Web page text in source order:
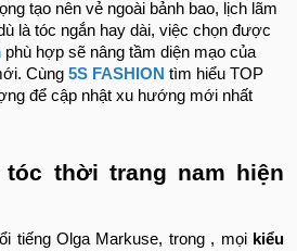
tạo nên vẻ ngoài bảnh bao, lịch lãm
là tóc ngắn hay dài, việc chọn được
phù hợp sẽ nâng tầm diện mạo của
Cùng 5S FASHION tìm hiểu TOP
để cập nhật xu hướng mới nhất
thời trang nam hiện
tiếng Olga Markuse, trong , mọi kiểu